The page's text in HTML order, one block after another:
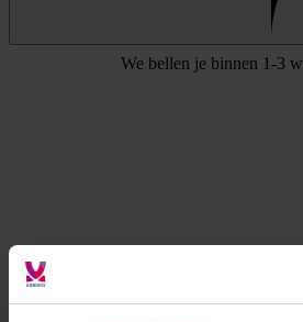
We bellen je binnen 1-3
Als ZZP’er vind ik via VONDERS de
grote overheidsprojecten.